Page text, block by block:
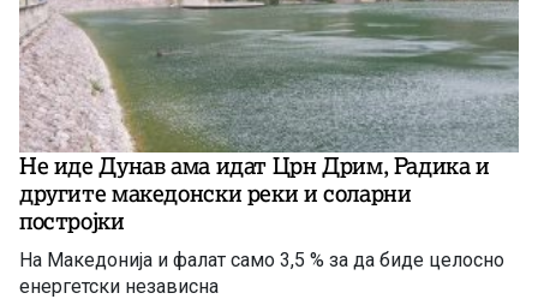
Не иде Дунав ама идат Црн Дрим, Радика и
другите македонски реки и соларни
постројки
На Македонија и фалат само 3,5 % за да биде целосно
енергетски независна